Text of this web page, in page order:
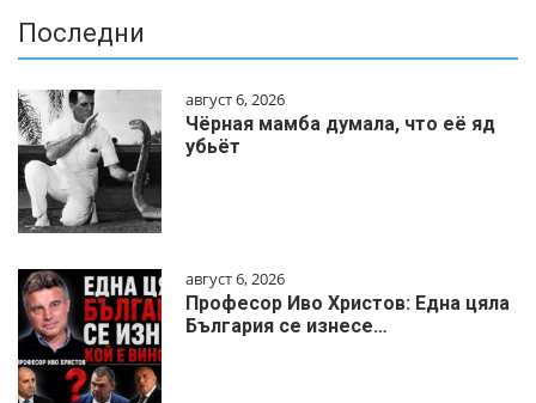
Последни
август 6, 2026
Чёрная мамба думала, что её яд
убьёт
август 6, 2026
Професор Иво Христов: Една цяла
България се изнесе…